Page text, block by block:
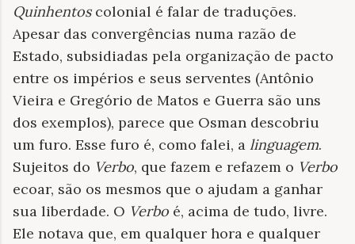
Quinhentoscolonial é falar de traduções.
Apesar das convergências numa razão de
Estado, subsidiadas pela organização de pacto
entre os impérios e seus serventes (Antônio
Vieira e Gregório de Matos e Guerra são uns
dos exemplos), parece que Osman descobriu
um furo. Esse furo é, como falei, a linguagem.
Sujeitos do Verbo, que fazem e refazem o Verbo
ecoar, são os mesmos que o ajudam a ganhar
sua liberdade. O Verbo é, acima de tudo, livre.
Ele notava que, em qualquer hora e qualquer